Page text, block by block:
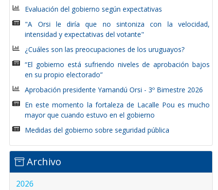
Evaluación del gobierno según expectativas
"A Orsi le diría que no sintoniza con la velocidad,
intensidad y expectativas del votante"
¿Cuáles son las preocupaciones de los uruguayos?
“El gobierno está sufriendo niveles de aprobación bajos
en su propio electorado”
Aprobación presidente Yamandú Orsi - 3º Bimestre 2026
En este momento la fortaleza de Lacalle Pou es mucho
mayor que cuando estuvo en el gobierno
Medidas del gobierno sobre seguridad pública
Archivo
2026